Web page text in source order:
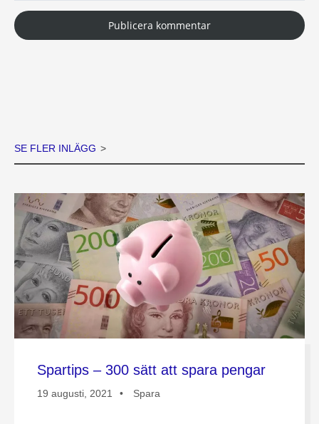
SE FLER INLÄGG
Spartips – 300 sätt att spara pengar
19 augusti, 2021 Spara